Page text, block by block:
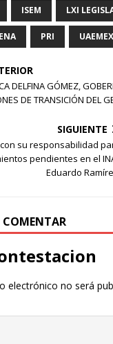
ISEM LXI
PRI UAEMEX
DELFINA GÓMEZ,
DE TRANSICIÓN DEL
SIGUIENTE
su responsabilidad
pendientes en el
Eduardo
COMENTAR
electrónico no será